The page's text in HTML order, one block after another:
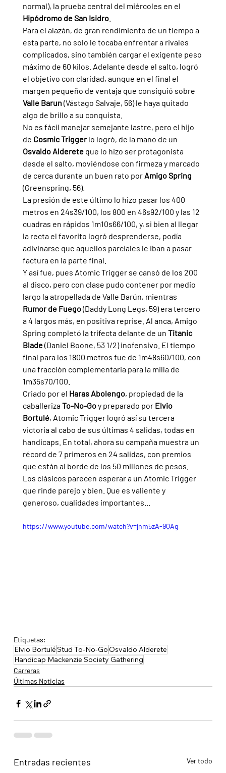
normal), la prueba central del miércoles en el
Hipódromo de San Isidro.
Para el alazán, de gran rendimiento de un tiempo a
esta parte, no solo le tocaba enfrentar a rivales
complicados, sino también cargar el exigente peso
máximo de 60 kilos. Adelante desde el salto, logró
el objetivo con claridad, aunque en el final el
margen pequeño de ventaja que consiguió sobre
Valle Barun (Vástago Salvaje, 56) le haya quitado
algo de brillo a su conquista.
No es fácil manejar semejante lastre, pero el hijo
de Cosmic Trigger lo logró, de la mano de un
Osvaldo Alderete que lo hizo ser protagonista
desde el salto, moviéndose con firmeza y marcado
de cerca durante un buen rato por Amigo Spring
(Greenspring, 56).
La presión de este último lo hizo pasar los 400
metros en 24s39/100, los 800 en 46s92/100 y las 12
cuadras en rápidos 1m10s66/100, y, si bien al llegar
la recta el favorito logró desprenderse, podía
adivinarse que aquellos parciales le iban a pasar
factura en la parte final.
Y así fue, pues Atomic Trigger se cansó de los 200
al disco, pero con clase pudo contener por medio
largo la atropellada de Valle Barún, mientras
Rumor de Fuego (Daddy Long Legs, 59) era tercero
a 4 largos más, en positiva reprise. Al anca, Amigo
Spring completó la trifecta delante de un Titanic
Blade (Daniel Boone, 53 1/2) inofensivo. El tiempo
final para los 1800 metros fue de 1m48s60/100, con
una fracción complementaria para la milla de
1m35s70/100.
Criado por el Haras Abolengo, propiedad de la
caballeriza To-No-Go y preparado por Elvio
Bortulé, Atomic Trigger logró así su tercera
victoria al cabo de sus últimas 4 salidas, todas en
handicaps. En total, ahora su campaña muestra un
récord de 7 primeros en 24 salidas, con premios
que están al borde de los 50 millones de pesos.
Los clásicos parecen esperar a un Atomic Trigger
que rinde parejo y bien. Que es valiente y
generoso, cualidades importantes...
https://www.youtube.com/watch?v=jnm5zA-9QAg
Etiquetas:
Elvio BortuléStud To-No-GoOsvaldo Alderete
Handicap Mackenzie Society Gathering
Carreras
Últimas Noticias
Entradas recientes Ver todo